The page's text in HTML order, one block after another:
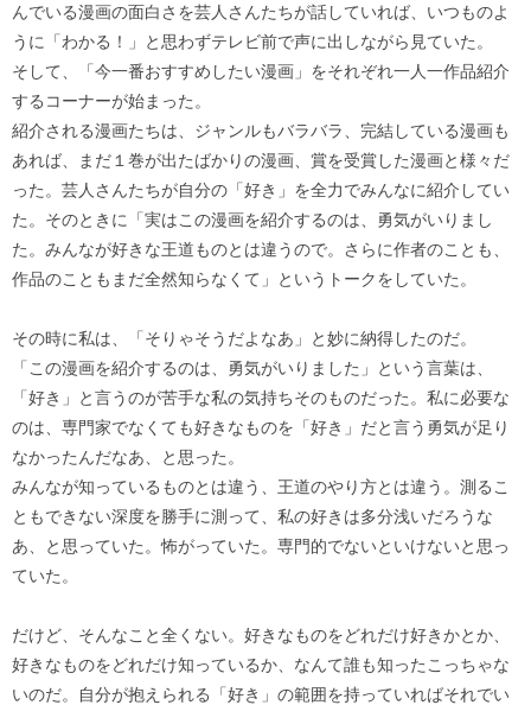
んでいる漫画の面白さを芸人さんたちが話していれば、いつものよ
うに「わかる！」と思わずテレビ前で声に出しながら見ていた。
そして、「今一番おすすめしたい漫画」をそれぞれ一人一作品紹介
するコーナーが始まった。
紹介される漫画たちは、ジャンルもバラバラ、完結している漫画も
あれば、まだ１巻が出たばかりの漫画、賞を受賞した漫画と様々だ
った。芸人さんたちが自分の「好き」を全力でみんなに紹介してい
た。そのときに「実はこの漫画を紹介するのは、勇気がいりまし
た。みんなが好きな王道ものとは違うので。さらに作者のことも、
作品のこともまだ全然知らなくて」というトークをしていた。
その時に私は、「そりゃそうだよなあ」と妙に納得したのだ。
「この漫画を紹介するのは、勇気がいりました」という言葉は、
「好き」と言うのが苦手な私の気持ちそのものだった。私に必要な
のは、専門家でなくても好きなものを「好き」だと言う勇気が足り
なかったんだなあ、と思った。
みんなが知っているものとは違う、王道のやり方とは違う。測るこ
ともできない深度を勝手に測って、私の好きは多分浅いだろうな
あ、と思っていた。怖がっていた。専門的でないといけないと思っ
ていた。
だけど、そんなこと全くない。好きなものをどれだけ好きかとか、
好きなものをどれだけ知っているか、なんて誰も知ったこっちゃな
いのだ。自分が抱えられる「好き」の範囲を持っていればそれでい